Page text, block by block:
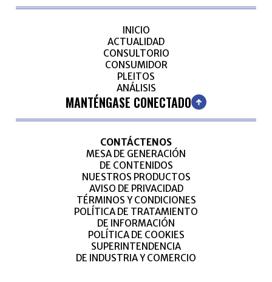
INICIO
ACTUALIDAD
CONSULTORIO
CONSUMIDOR
PLEITOS
ANÁLISIS
MANTÉNGASE CONECTADO
CONTÁCTENOS
MESA DE GENERACIÓN
DE CONTENIDOS
NUESTROS PRODUCTOS
AVISO DE PRIVACIDAD
TÉRMINOS Y CONDICIONES
POLÍTICA DE TRATAMIENTO
DE INFORMACIÓN
POLÍTICA DE COOKIES
SUPERINTENDENCIA
DE INDUSTRIA Y COMERCIO